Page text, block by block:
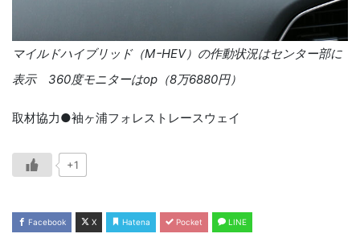
マイルドハイブリッド（MｰHEV）の作動状況はセンター部に
表示 360度モニターはop（8万6880円）
取材協力●袖ヶ浦フォレストレースウェイ
+1
Facebook X Hatena Pocket LINE